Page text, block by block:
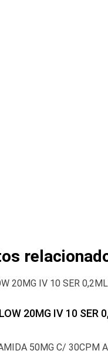
20MG IV 10 SER